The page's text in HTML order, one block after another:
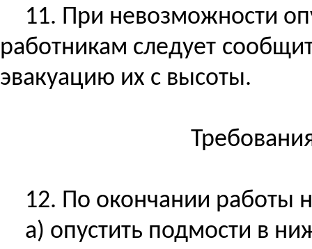
11. При невозможности
работникам следует
эвакуацию их с высоты.
12. По окончании работы
а) опустить подмости в